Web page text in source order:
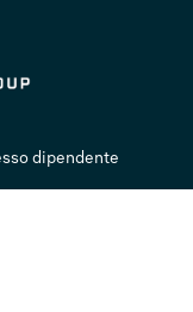
dipendente